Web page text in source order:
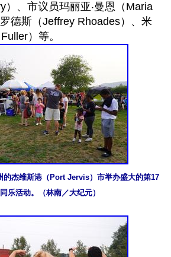
）、市议员玛丽亚‧曼恩（Maria
德斯（Jeffrey Rhoades）、米
的杰维斯港（Port Jervis）市举办盛大的第17
乐活动。（林南／大纪元）